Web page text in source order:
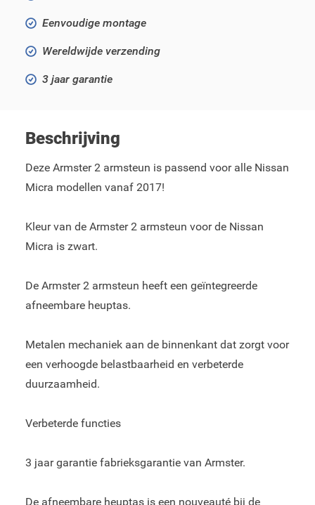
Eenvoudige montage
Wereldwijde verzending
3 jaar garantie
Beschrijving
Deze Armster 2 armsteun is passend voor alle Nissan
Micra modellen vanaf 2017!
Kleur van de Armster 2 armsteun voor de Nissan
Micra is zwart.
De Armster 2 armsteun heeft een geïntegreerde
afneembare heuptas.
Metalen mechaniek aan de binnenkant dat zorgt voor
een verhoogde belastbaarheid en verbeterde
duurzaamheid.
Verbeterde functies
3 jaar garantie fabrieksgarantie van Armster.
De afneembare heuptas is een nouveauté bij de